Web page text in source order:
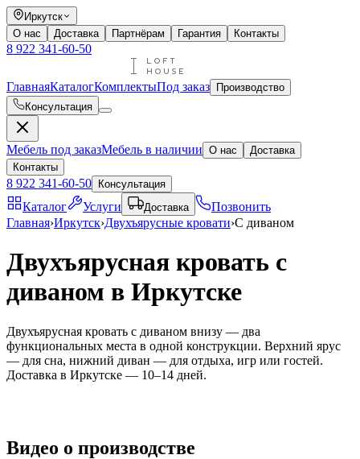
Иркутск
О нас
Доставка Партнёрам Гарантия Контакты
8 922 341-60-50
ГлавнаяКаталогКомплектыПод заказ
Производство
Консультация
Мебель под заказМебель в наличии О нас
Доставка
Контакты
8 922 341-60-50 Консультация
Каталог Услуги Доставка
Позвонить
Главная›Иркутск›Двухъярусные кровати›С диваном
Двухъярусная кровать с
диваном в Иркутске
Двухъярусная кровать с диваном внизу — два
функциональных места в одной конструкции. Верхний ярус
— для сна, нижний диван — для отдыха, игр или гостей.
Доставка в Иркутске — 10–14 дней.
Видео о производстве